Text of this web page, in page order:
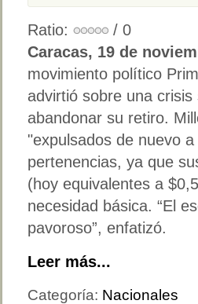
Ratio:
/ 0
Caracas, 19 de
movimiento político
advirtió sobre una
abandonar su retiro.
"expulsados de nuevo
pertenencias, ya que
(hoy equivalentes a
necesidad básica. “El
pavoroso”, enfatizó.
Leer más...
Categoría: Nacionales